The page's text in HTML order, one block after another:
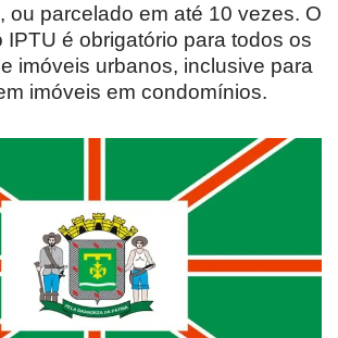
ou parcelado em até 10 vezes. O
IPTU é obrigatório para todos os
imóveis urbanos, inclusive para
imóveis em condomínios.